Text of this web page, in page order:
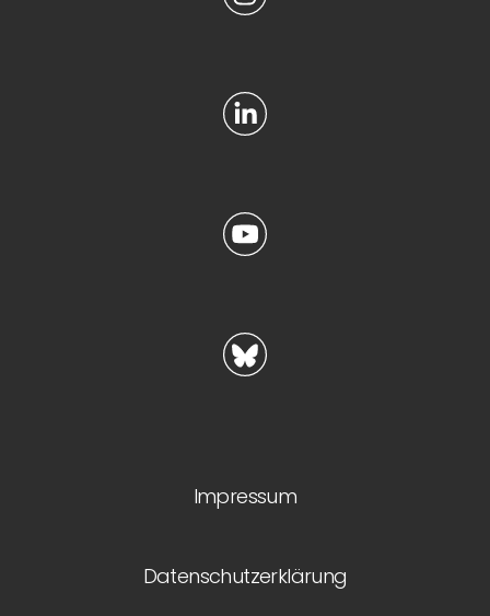
Impressum
Datenschutzerklärung